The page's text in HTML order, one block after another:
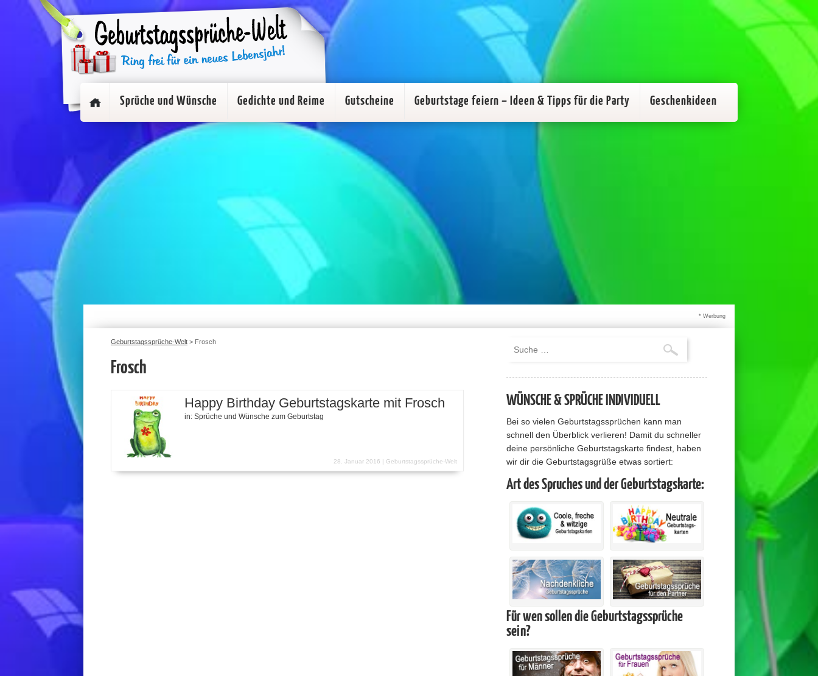
Sprüche und Wünsche Gedichte und Reime Gutscheine Geburtstage feiern – Ideen & Tipps für die Party Geschenkideen
* Werbung
Geburtstagssprüche-Welt > Frosch
Frosch
Happy Birthday Geburtstagskarte mit Frosch
in: Sprüche und Wünsche zum Geburtstag
28. Januar 2016 | Geburtstagssprüche-Welt
WÜNSCHE & SPRÜCHE INDIVIDUELL
Bei so vielen Geburtstagssprüchen kann man
schnell den Überblick verlieren! Damit du schneller
deine persönliche Geburtstagskarte findest, haben
wir dir die Geburtstagsgrüße etwas sortiert:
Art des Spruches und der Geburtstagskarte:
Für wen sollen die Geburtstagssprüche
sein?